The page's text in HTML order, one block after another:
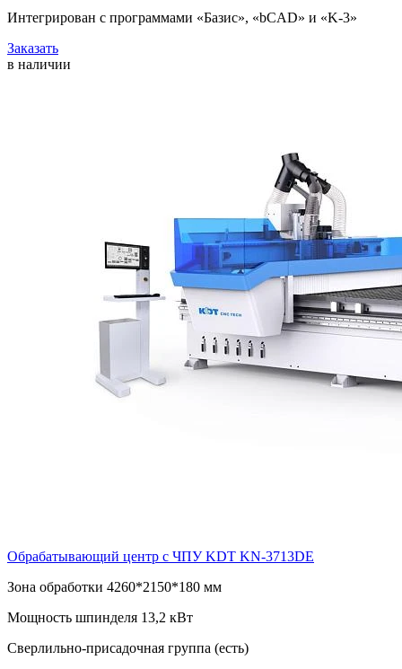
Интегрирован с программами «Базис», «bCAD» и «K-3»
Заказать
в наличии
Обрабатывающий центр с ЧПУ KDT KN-3713DE
Зона обработки 4260*2150*180 мм
Мощность шпинделя 13,2 кВт
Сверлильно-присадочная группа (есть)